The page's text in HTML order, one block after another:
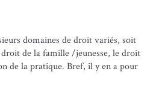
domaines de droit variés, soit
de la famille /jeunesse, le droit
de la pratique. Bref, il y en a pour